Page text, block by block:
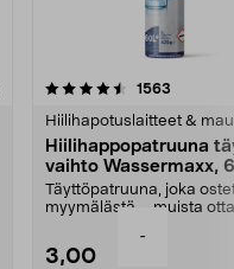
-
1563
Hiilihapotuslaitteet &
Hiilihappopatruuna
vaihto Wassermaxx,
Täyttöpatruuna, joka
myymälästä – muista
3,00
4.5viidestä